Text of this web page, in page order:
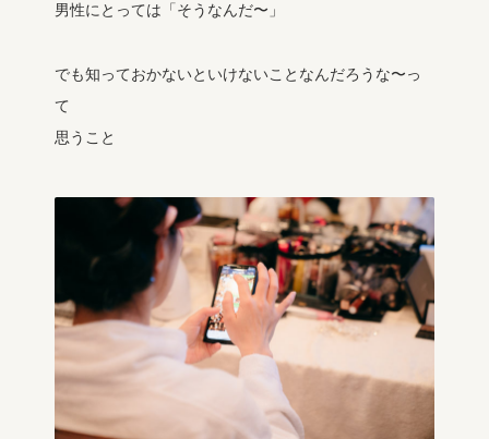
男性にとっては「そうなんだ〜」
でも知っておかないといけないことなんだろうな〜っ
て
思うこと